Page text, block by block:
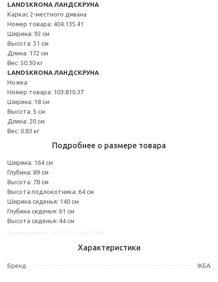
LANDSKRONA ЛАНДСКРУНА
Каркас 2-местного дивана
Номер товара: 404.135.41
Ширина: 92 см
Высота: 51 см
Длина: 172 см
Вес: 50.30 кг
LANDSKRONA ЛАНДСКРУНА
Ножка
Номер товара: 103.810.37
Ширина: 18 см
Высота: 5 см
Длина: 20 см
Вес: 0.83 кг
Подробнее о размере товара
Ширина: 164 см
Глубина: 89 см
Высота: 78 см
Высота подлокотника: 64 см
Ширина сиденья: 140 см
Глубина сиденья: 61 см
Высота сиденья: 44 см
Характеристики
Бренд IKEA